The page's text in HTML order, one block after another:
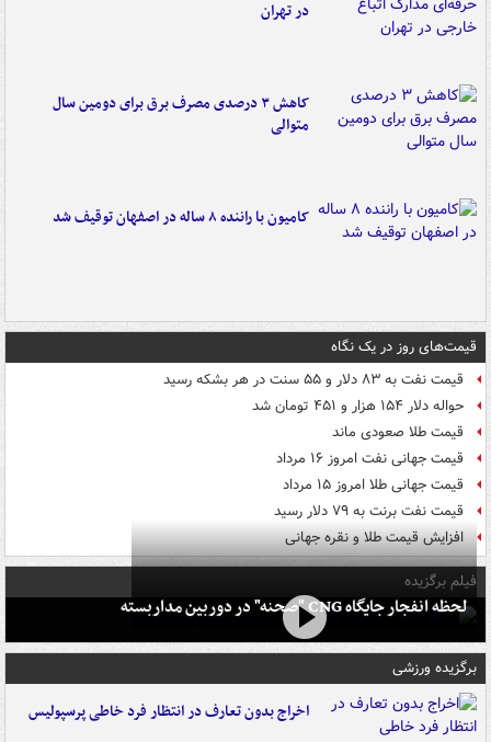
در تهران
کاهش ۳ درصدی مصرف برق برای دومین سال
متوالی
کامیون با راننده ۸ ساله در اصفهان توقیف شد
قیمت‌های روز در یک نگاه
قیمت نفت به ۸۳ دلار و ۵۵ سنت در هر بشکه رسید
حواله دلار ۱۵۴ هزار و ۴۵۱ تومان شد
قیمت طلا صعودی ماند
قیمت جهانی نفت امروز ۱۶ مرداد
قیمت جهانی طلا امروز ۱۵ مرداد
قیمت نفت برنت به ۷۹ دلار رسید
افزایش قیمت طلا و نقره جهانی
فیلم برگزیده
لحظه انفجار جایگاه CNG "صحنه" در دوربین مداربسته
برگزیده ورزشی
اخراج بدون تعارف در انتظار فرد خاطی پرسپولیس